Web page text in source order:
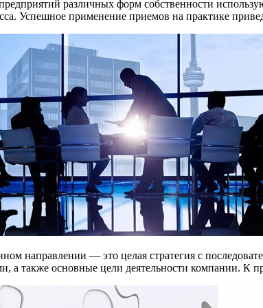
различных форм собственности
Успешное применение приемов на практике
направлении — это целая стратегия с
а также основные цели деятельности компании. К